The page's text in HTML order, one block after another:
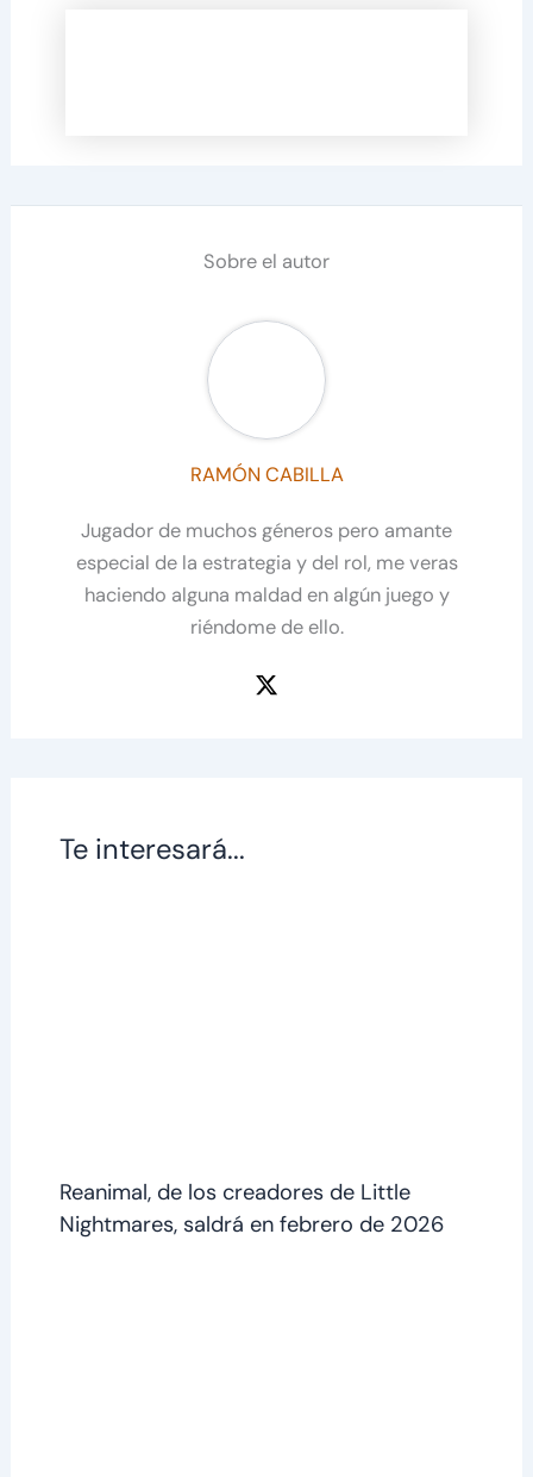
Sobre el autor
RAMÓN CABILLA
Jugador de muchos géneros pero amante
especial de la estrategia y del rol, me veras
haciendo alguna maldad en algún juego y
riéndome de ello.
Te interesará...
Reanimal, de los creadores de Little
Nightmares, saldrá en febrero de 2026